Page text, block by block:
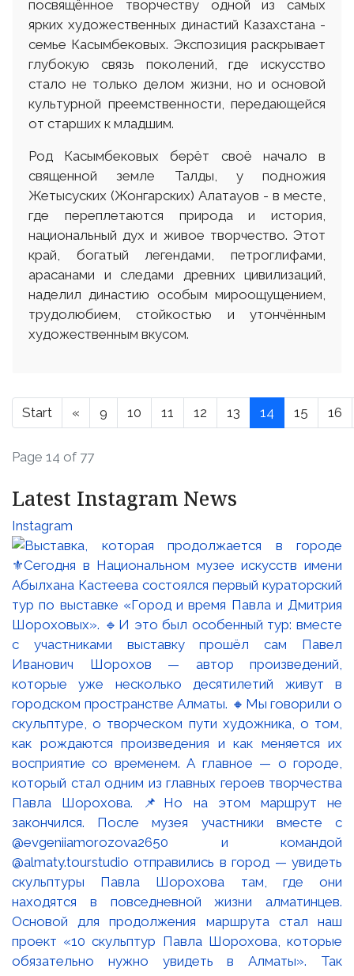
посвящённое творчеству одной из самых
ярких художественных династий Казахстана -
семье Касымбековых. Экспозиция раскрывает
глубокую связь поколений, где искусство
стало не только делом жизни, но и основой
культурной преемственности, передающейся
от старших к младшим.
Род Касымбековых берёт своё начало в
священной земле Талды, у подножия
Жетысуских (Жонгарских) Алатауов - в месте,
где переплетаются природа и история,
национальный дух и живое творчество. Этот
край, богатый легендами, петроглифами,
арасанами и следами древних цивилизаций,
наделил династию особым мироощущением,
трудолюбием, стойкостью и утончённым
художественным вкусом.
Start « 9 10 11 12 13 14 15 16
Page 14 of 77
Latest Instagram News
Instagram